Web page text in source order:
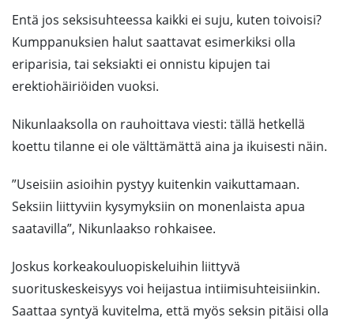
Entä jos seksisuhteessa kaikki ei suju, kuten toivoisi?
Kumppanuksien halut saattavat esimerkiksi olla
eriparisia, tai seksiakti ei onnistu kipujen tai
erektiohäiriöiden vuoksi.
Nikunlaaksolla on rauhoittava viesti: tällä hetkellä
koettu tilanne ei ole välttämättä aina ja ikuisesti näin.
”Useisiin asioihin pystyy kuitenkin vaikuttamaan.
Seksiin liittyviin kysymyksiin on monenlaista apua
saatavilla”, Nikunlaakso rohkaisee.
Joskus korkeakouluopiskeluihin liittyvä
suorituskeskeisyys voi heijastua intiimisuhteisiinkin.
Saattaa syntyä kuvitelma, että myös seksin pitäisi olla